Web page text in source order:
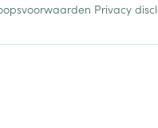
Privacy